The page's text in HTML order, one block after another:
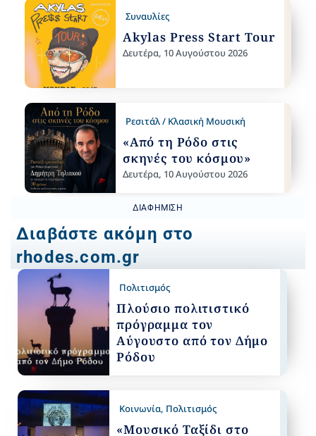
Συναυλίες
Akylas Press Start Tour
Δευτέρα, 10 Αυγούστου 2026
Ρεσιτάλ / Κλασική Μουσική
«Από τη Ρόδο στις
σκηνές του κόσμου»
Δευτέρα, 10 Αυγούστου 2026
ΔΙΑΦΉΜΙΣΗ
Διαβάστε ακόμη στο
rhodes.com.gr
Πολιτισμός
Πλούσιο πολιτιστικό
πρόγραμμα τον
Αύγουστο από τον Δήμο
Ρόδου
Κοινωνία, Πολιτισμός
«Μουσικό Ταξίδι στο